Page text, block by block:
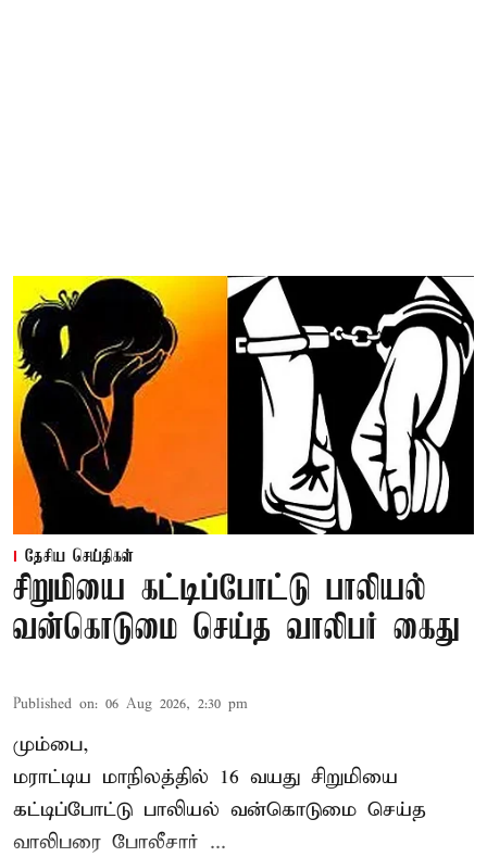
தேசிய செய்திகள்
சிறுமியை கட்டிப்போட்டு பாலியல்
வன்கொடுமை செய்த வாலிபர் கைது
Published on: 06 Aug 2026, 2:30 pm
மும்பை,
மராட்டிய மாநிலத்தில் 16 வயது சிறுமியை
கட்டிப்போட்டு பாலியல் வன்கொடுமை செய்த
வாலிபரை போலீசார் ...